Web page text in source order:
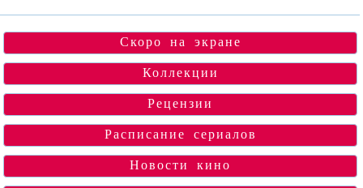
Скоро на экране
Коллекции
Рецензии
Расписание сериалов
Новости кино